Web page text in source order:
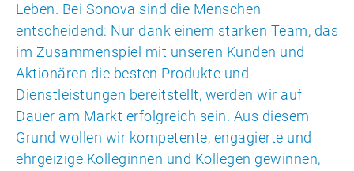
Leben. Bei Sonova sind die Menschen
entscheidend: Nur dank einem starken Team, das
im Zusammenspiel mit unseren Kunden und
Aktionären die besten Produkte und
Dienstleistungen bereitstellt, werden wir auf
Dauer am Markt erfolgreich sein. Aus diesem
Grund wollen wir kompetente, engagierte und
ehrgeizige Kolleginnen und Kollegen gewinnen,